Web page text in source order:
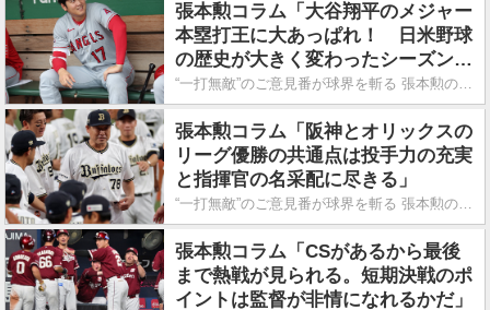
張本勲コラム「大谷翔平のメジャー
本塁打王に大あっぱれ！ 日米野球
の歴史が大きく変わったシーズン
だ」
“一打無敵”のご意見番が球界を斬る 張本勲の喝!!
張本勲コラム「阪神とオリックスの
リーグ優勝の共通点は投手力の充実
と指揮官の名采配に尽きる」
“一打無敵”のご意見番が球界を斬る 張本勲の喝!!
張本勲コラム「CSがあるから最後
まで熱戦が見られる。短期決戦のポ
イントは監督が非情になれるかだ」